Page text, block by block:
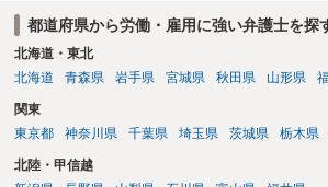
は、合理性や対価性を欠くとして争いやすいで
あります。
逸失利益等）が認められる可能性が高いと思わ
災での第三者行為傷害（同僚の不注意等による
第三者の賠償責任も考えられます。 労災で支払
は、第三者から支払ってもらうことになります
要になると思います（良い会社でしたら、自ら
が・・・）。極めて専門的な話ですので、詳細
都道府県から労働・雇用に強い弁護士を探
北海道・東北
北海道
青森県 岩手県 宮城県 秋田県 山形県
関東
東京都
神奈川県 千葉県 埼玉県 茨城県 栃木県
北陸・甲信越